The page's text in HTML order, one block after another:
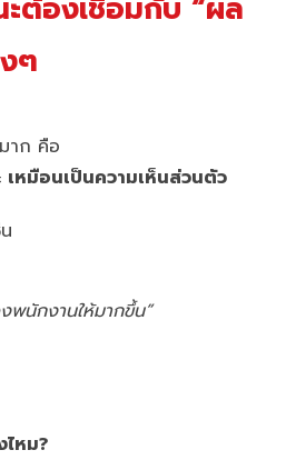
ๆ
าก คือ
เหมือนเป็นความเห็นส่วนตัว
พนักงานให้มากขึ้น”
หม?